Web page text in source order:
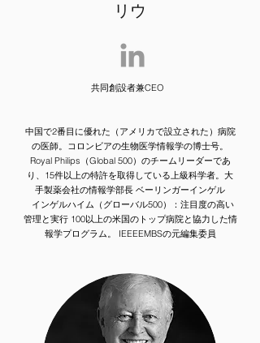
リウ
共同創設者兼CEO
中国で2番目に優れた（アメリカで設立された）病院
の医師。コロンビアの生物医学情報学の博士号。
Royal Philips（Global 500）のチームリーダーであ
り、15件以上の特許を取得している上級科学者。大
手製薬会社の情報学部長 ベーリンガーインゲル
インゲルハイム（グローバル500）：注目度の高い
管理と実行 100以上の米国のトップ病院と協力した情
報学プログラム。 IEEEEMBSの元編集委員